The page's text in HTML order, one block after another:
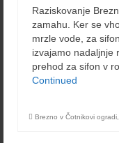
Raziskovanje
zamahu. Ker se
mrzle vode, za
izvajamo nadaljnje
prehod za sifon v
Continued
Brezno v Čotnikovi ogradi,